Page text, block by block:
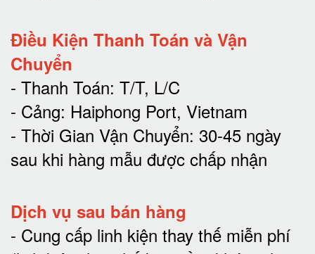
Điều Kiện Thanh Toán và Vận
Chuyển
- Thanh Toán: T/T, L/C
- Cảng: Haiphong Port, Vietnam
- Thời Gian Vận Chuyển: 30-45 ngày
sau khi hàng mẫu được chấp nhận
Dịch vụ sau bán hàng
- Cung cấp linh kiện thay thế miễn phí